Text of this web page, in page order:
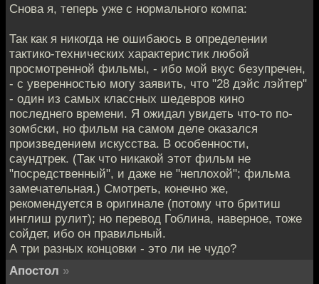
Снова я, теперь уже с нормального компа:
Так как я никогда не ошибаюсь в определении
тактико-технических характеристик любой
просмотренной фильмы, - ибо мой вкус безупречен,
- с уверенностью могу заявить, что "28 дэйс лэйтер"
- один из самых классных шедевров кино
последнего времени. Я ожидал увидеть что-то по-
зомбски, но фильм на самом деле оказался
произведением искусства. В особенности,
саундтрек. (Так что никакой этот фильм не
"посредственный", и даже не "неплохой"; фильма
замечательная.) Смотреть, конечно же,
рекомендуется в оригинале (потому что бритиш
инглиш рулит); но перевод Гоблина, наверное, тоже
сойдет, ибо он правильный.
А три разных концовки - это ли не чудо?
Апостол »